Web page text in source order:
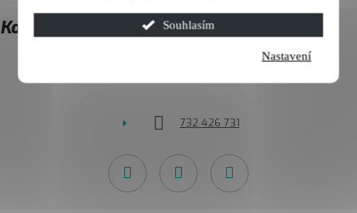
Souhlasím
Nastavení
t
í
Kontakt
732 426 731